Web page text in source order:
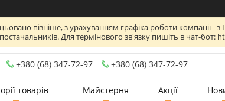
пізніше, з урахуванням графіка роботи компанії - з
Для термінового зв'язку пишіть в чат-
+380 (68) 347-72-97 +380 (68) 347-72-97
товарів Майстерня Акції